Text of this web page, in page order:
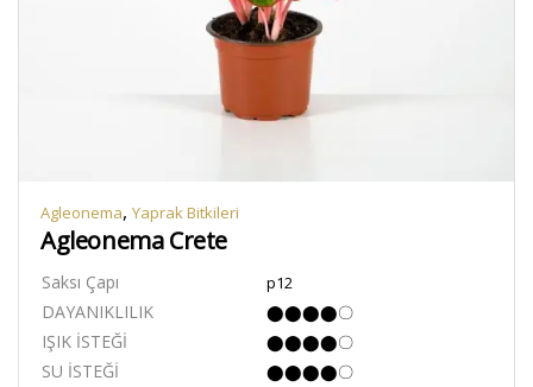
Agleonema, Yaprak Bitkileri
Agleonema Crete
Saksı Çapı p12
DAYANIKLILIK ⬤⬤⬤⬤〇
IŞIK İSTEĞİ ⬤⬤⬤⬤〇
SU İSTEĞİ ⬤⬤⬤⬤〇